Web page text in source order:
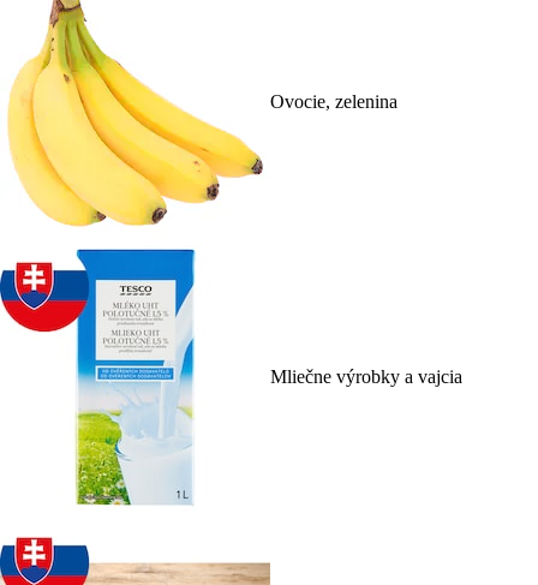
Ovocie, zelenina
Mliečne výrobky a vajcia